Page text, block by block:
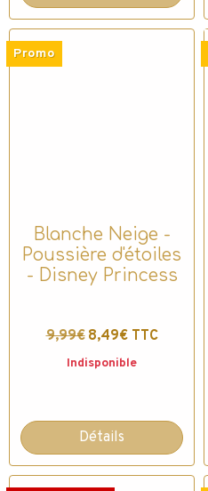
Promo
Blanche Neige -
Poussière d'étoiles
- Disney Princess
9,99€ 8,49€ TTC
Indisponible
Détails